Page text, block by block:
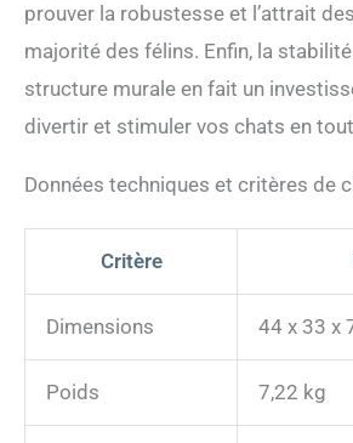
prouver la robustesse et l’attrait
majorité des félins. Enfin, la
structure murale en fait un
divertir et stimuler vos chats en
Données techniques et critères de
Critère
Dimensions 44 x 33 x
Poids 7,22 kg